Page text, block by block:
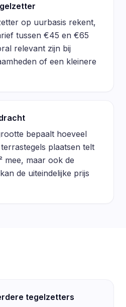
op uurbasis rekent,
tussen €45 en €65
relevant zijn bij
of een kleinere
bepaalt hoeveel
plaatsen telt
mee, maar ook de
de uiteindelijke prijs
tegelzetters